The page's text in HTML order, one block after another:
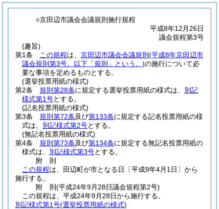
○京田辺市議会会議規則施行規程
平成8年12月26日
議会規程第3号
(趣旨)
第1条
この規程は、 京田辺市議会会議規則 (平成8年京田辺市
議会規則第3号。以下「規則」という。)の施行について必
要な事項を定めるものとする。
(選挙投票用紙の様式)
第2条
規則第28条に規定する選挙投票用紙の様式は、 別記
様式第1号とする。
(記名投票用紙の様式)
第3条
規則第72条及び第133条に規定する記名投票用紙の様
式は、 別記様式第2号とする。
(無記名投票用紙の様式)
第4条
規則第73条及び第134条に規定する無記名投票用紙の
様式は、 別記様式第3号とする。
附 則
この規程は、田辺町が市となる日〔平成9年4月1日〕から
施行する。
附 則(平成24年9月28日議会規程第2号)
この規程は、平成24年9月28日から施行する。
別記様式第1号(選挙投票用紙の様式)